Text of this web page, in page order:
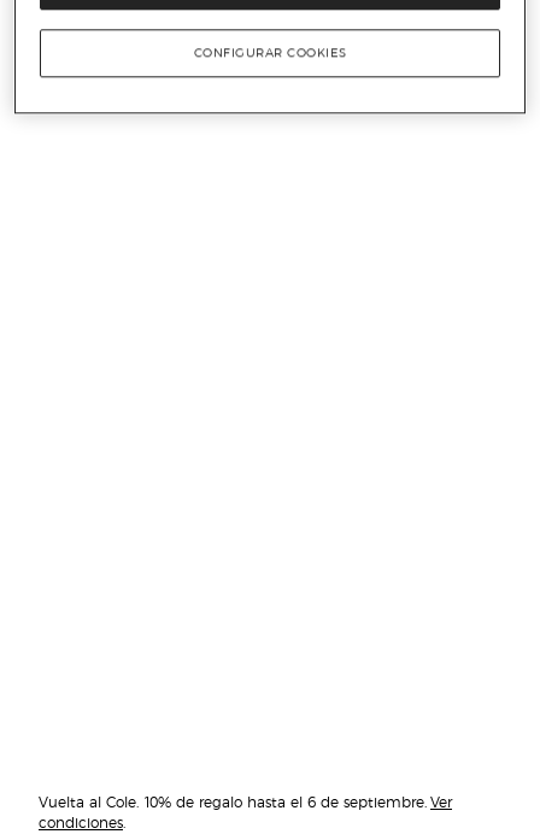
Vuelta al Cole. 10% de regalo hasta el 6 de septiembre. Ver
condiciones
CONFIGURAR COOKIES